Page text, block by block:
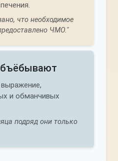
что необходимое
ЧМО."
выражение,
и обманчивых
подряд они только